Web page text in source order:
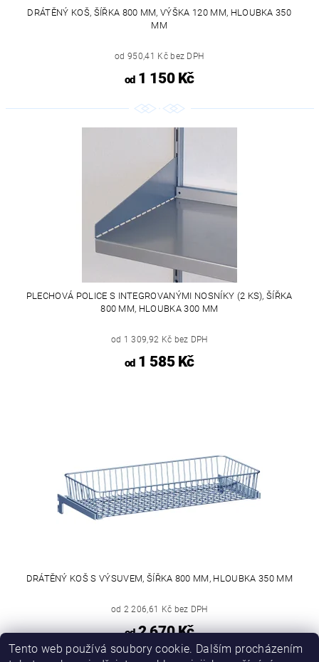
DRÁTĚNÝ KOŠ, ŠÍŘKA 800 MM, VÝŠKA 120 MM, HLOUBKA 350
MM
od 950,41 Kč bez DPH
od1 150 Kč
PLECHOVÁ POLICE S INTEGROVANÝMI NOSNÍKY (2 KS), ŠÍŘKA
800 MM, HLOUBKA 300 MM
od 1 309,92 Kč bez DPH
od1 585 Kč
DRÁTĚNÝ KOŠ S VÝSUVEM, ŠÍŘKA 800 MM, HLOUBKA 350 MM
od 2 206,61 Kč bez DPH
od2 670 Kč
Tento web používá soubory cookie. Dalším procházením